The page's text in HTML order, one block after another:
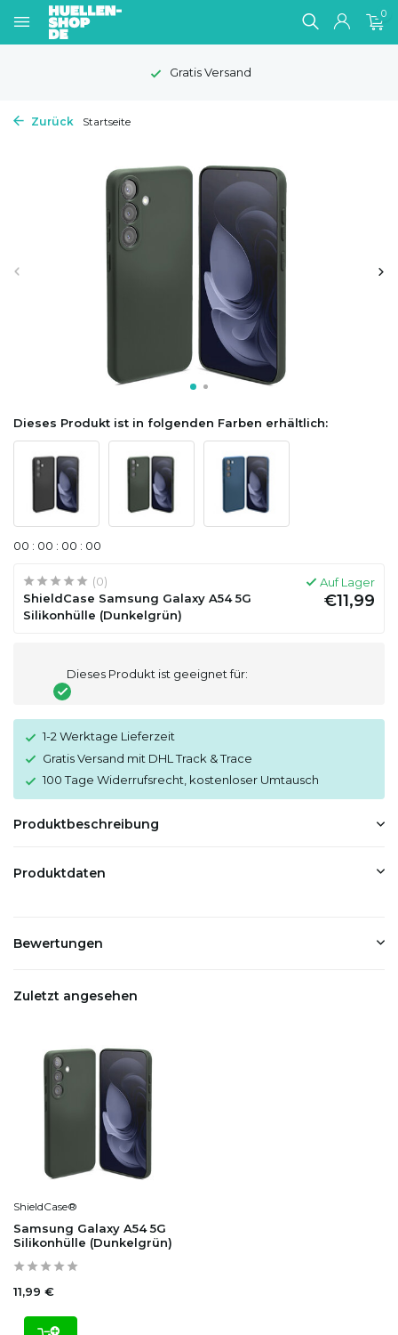
0
Gratis Versand
Zurück Startseite
Dieses Produkt ist in folgenden Farben erhältlich:
00 : 00 : 00 : 00
(0)
ShieldCase Samsung Galaxy A54 5G
Silikonhülle (Dunkelgrün)
Auf Lager
€11,99
Dieses Produkt ist geeignet für:
1-2 Werktage Lieferzeit
Gratis Versand mit DHL Track & Trace
100 Tage Widerrufsrecht, kostenloser Umtausch
Produktbeschreibung
Produktdaten
Bewertungen
Zuletzt angesehen
ShieldCase®
Samsung Galaxy A54 5G
Silikonhülle (Dunkelgrün)
11,99 €